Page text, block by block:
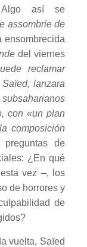
Algo así se
assombrie de
ensombrecida
del viernes
reclamar
lanzara
con «un plan
composición
de
¿En qué
vez –, los
de horrores y
de
vuelta, Saïed